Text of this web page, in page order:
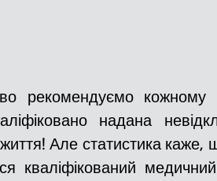
рекомендуємо кожному
надана
Але статистика
кваліфікований